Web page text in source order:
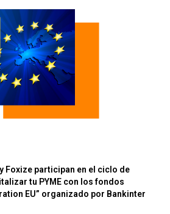
Foxize participan en el ciclo de
tu PYME con los fondos
EU” organizado por Bankinter